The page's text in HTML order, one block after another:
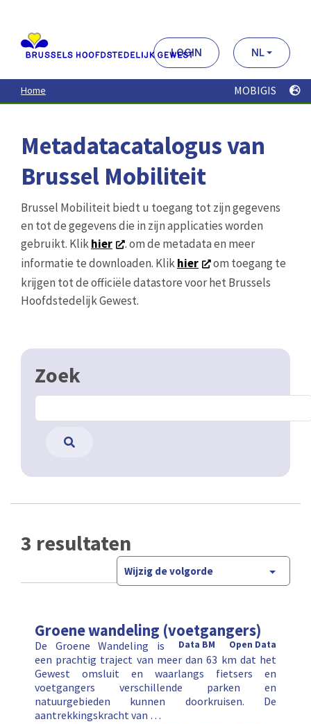
contenu
principal
LOGIN NL
Home MOBIGIS
Metadatacatalogus van
Brussel Mobiliteit
Brussel Mobiliteit biedt u toegang tot zijn gegevens
en tot de gegevens die in zijn applicaties worden
gebruikt. Klikhier
. om de metadata en meer
informatie te downloaden. Klikhier
om toegang te
krijgen tot de officiële datastore voor het Brussels
Hoofdstedelijk Gewest.
Zoek
3 resultaten
Wijzig de volgorde
Groene wandeling (voetgangers)
Open Data
Data BM
De Groene Wandeling is
een prachtig traject van meer dan 63 km dat het
Gewest omsluit en waarlangs fietsers en
voetgangers verschillende parken en
natuurgebieden kunnen doorkruisen. De
aantrekkingskracht van …